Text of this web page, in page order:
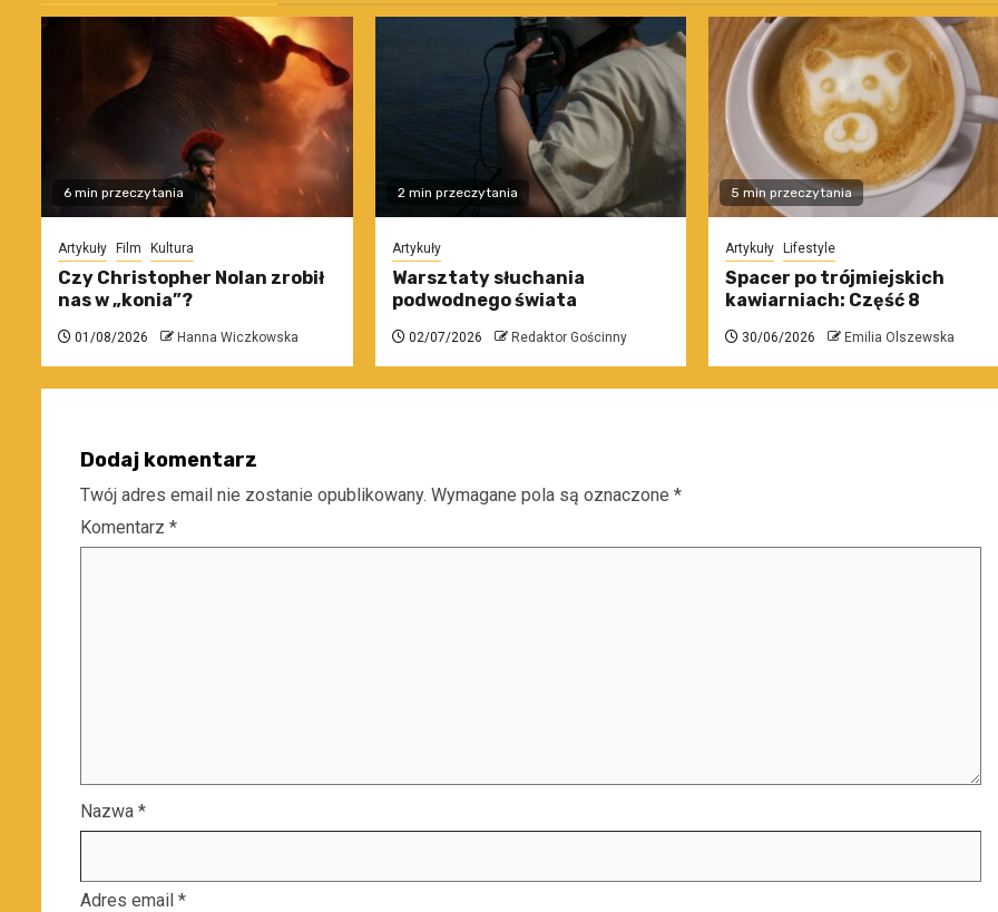
6 min przeczytania
Artykuły Film Kultura
Czy Christopher Nolan zrobił
nas w „konia”?
01/08/2026 Hanna Wiczkowska
2 min przeczytania
Artykuły
Warsztaty słuchania
podwodnego świata
02/07/2026 Redaktor Gościnny
5 min przeczytania
Artykuły Lifestyle
Spacer po trójmiejskich
kawiarniach: Część 8
30/06/2026 Emilia Olszewska
Dodaj komentarz
Twój adres email nie zostanie opublikowany. Wymagane pola są oznaczone *
Komentarz *
Nazwa *
Adres email *